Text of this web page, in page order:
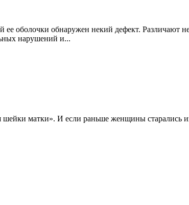
оболочки обнаружен некий дефект. Различают
нарушений и...
матки». И если раньше женщины старались